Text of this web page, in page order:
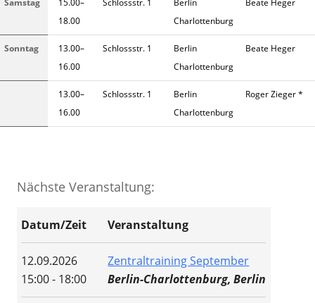
Samstag
15.00–
18.00
Schlossstr. 1
Berlin
Charlottenburg
Beate Heger
Sonntag
13.00–
16.00
Schlossstr. 1
Berlin
Charlottenburg
Beate Heger
13.00–
16.00
Schlossstr. 1
Berlin
Charlottenburg
Roger Zieger *
Nächste Veranstaltung:
Datum/Zeit Veranstaltung
12.09.2026
15:00 - 18:00
Zentraltraining September
Berlin-Charlottenburg, Berlin